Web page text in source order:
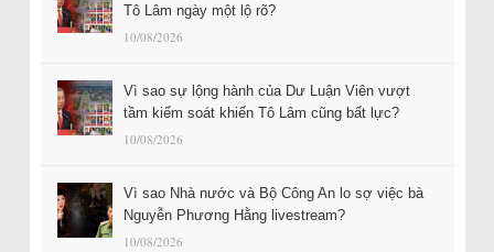
Tô Lâm ngày một lộ rõ?
10/08/2026
Vì sao sự lộng hành của Dư Luận Viên vượt
tầm kiểm soát khiến Tô Lâm cũng bất lực?
10/08/2026
Vì sao Nhà nước và Bộ Công An lo sợ việc bà
Nguyễn Phương Hằng livestream?
10/08/2026